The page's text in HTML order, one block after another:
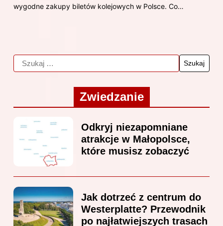
wygodne zakupy biletów kolejowych w Polsce. Co…
Zwiedzanie
Odkryj niezapomniane
atrakcje w Małopolsce,
które musisz zobaczyć
Jak dotrzeć z centrum do
Westerplatte? Przewodnik
po najłatwiejszych trasach